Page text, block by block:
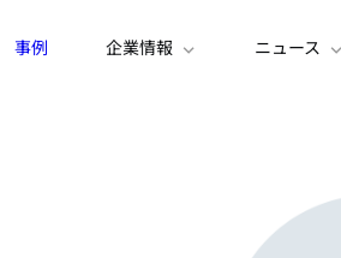
事例 企業情報 ニュース
導き